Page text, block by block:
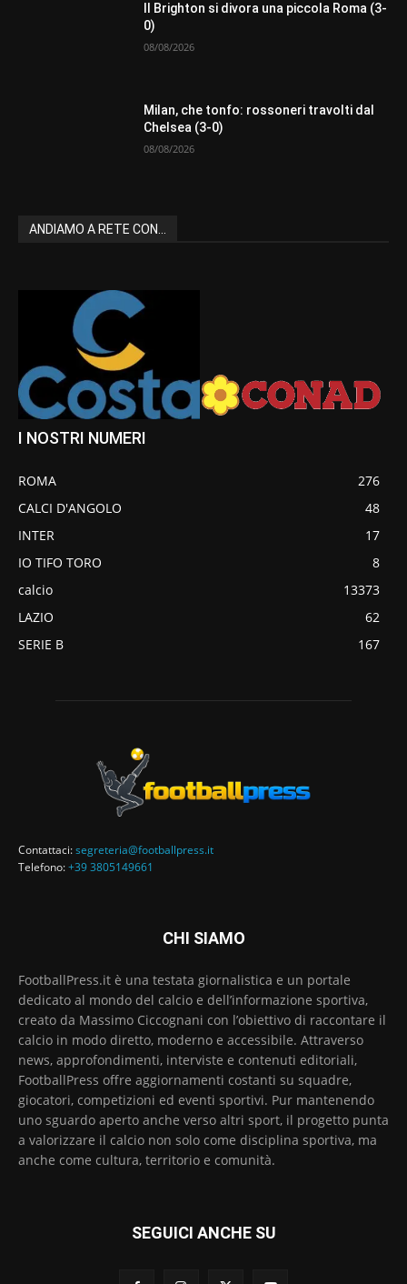
Il Brighton si divora una piccola Roma (3-
0)
08/08/2026
Milan, che tonfo: rossoneri travolti dal
Chelsea (3-0)
08/08/2026
ANDIAMO A RETE CON...
I NOSTRI NUMERI
ROMA
276
CALCI D'ANGOLO
48
INTER
17
IO TIFO TORO
8
calcio
13373
LAZIO
62
SERIE B
167
Contattaci:segreteria@footballpress.it
Telefono:+39 3805149661
CHI SIAMO
FootballPress.it è una testata giornalistica e un portale
dedicato al mondo del calcio e dell’informazione sportiva,
creato da Massimo Ciccognani con l’obiettivo di raccontare il
calcio in modo diretto, moderno e accessibile. Attraverso
news, approfondimenti, interviste e contenuti editoriali,
FootballPress offre aggiornamenti costanti su squadre,
giocatori, competizioni ed eventi sportivi. Pur mantenendo
uno sguardo aperto anche verso altri sport, il progetto punta
a valorizzare il calcio non solo come disciplina sportiva, ma
anche come cultura, territorio e comunità.
SEGUICI ANCHE SU